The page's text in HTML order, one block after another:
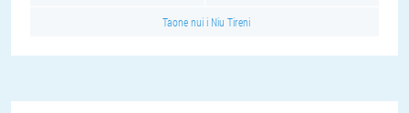
Taone nui i Niu Tireni